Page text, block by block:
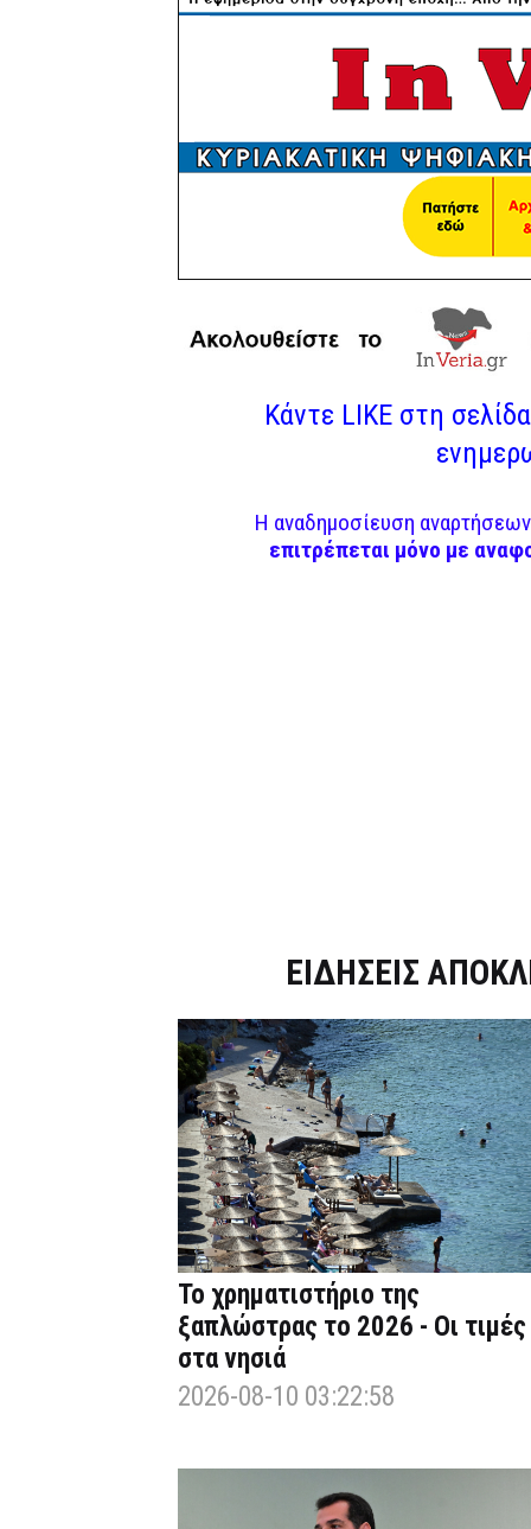
Κάντε LIKE στη
Η αναδημοσίευση
επιτρέπεται μόνο με
ΕΙΔΗΣΕΙΣ
Το χρηματιστήριο της
ξαπλώστρας το 2026 - Οι τιμές
στα νησιά
2026-08-10 03:22:58